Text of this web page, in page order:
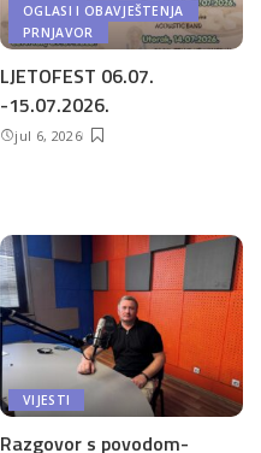
OGLASI I OBAVJEŠTENJA
PRNJAVOR
LJETOFEST 06.07.
-15.07.2026.
jul 6, 2026
VIJESTI
Razgovor s povodom-